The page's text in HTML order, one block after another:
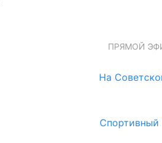
ПРЯМОЙ
На
Спортивный